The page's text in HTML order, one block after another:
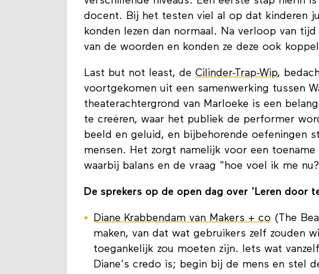
docent. Bij het testen viel al op dat kinderen
konden lezen dan normaal. Na verloop van
van de woorden en konden ze deze ook
Last but not least, de Cilinder-Trap-Wip,
voortgekomen uit een samenwerking tussen
theaterachtergrond van Marloeke is een
te creëren, waar het publiek de performer
beeld en geluid, en bijbehorende oefeningen
mensen. Het zorgt namelijk voor een
waarbij balans en de vraag "hoe voel ik me
De sprekers op de open dag over 'Leren door
Diane Krabbendam van Makers + co (The
maken, van dat wat gebruikers zelf zouden
toegankelijk zou moeten zijn. Iets wat
Diane's credo is; begin bij de mens en stel